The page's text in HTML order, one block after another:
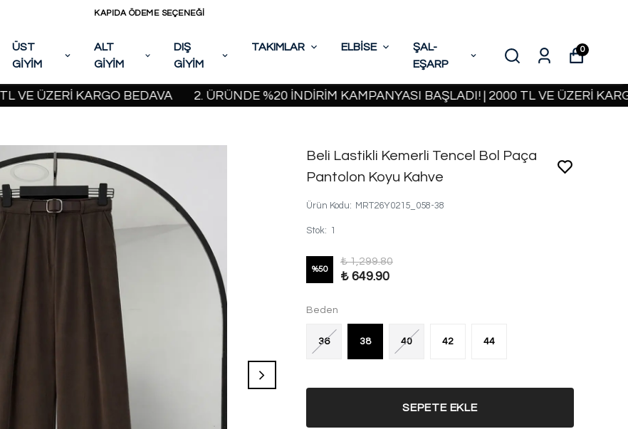
KAPIDA ÖDEME SEÇENEĞİ
ÜST
GİYİM
ALT
GİYİM
DIŞ
GİYİM
TAKIMLAR ELBİSE
ŞAL-
EŞARP
0
KARGO BEDAVA 2. ÜRÜNDE %20 İNDİRİM KAMPANYASI BAŞLADI! | 2000 TL VE ÜZERİ KARGO
Beli Lastikli Kemerli Tencel Bol Paça
Pantolon Koyu Kahve
Ürün Kodu: MRT26Y0215_058-38
Stok: 1
%50
₺ 1,299.80
₺ 649.90
Beden
36 38 40 42 44
SEPETE EKLE